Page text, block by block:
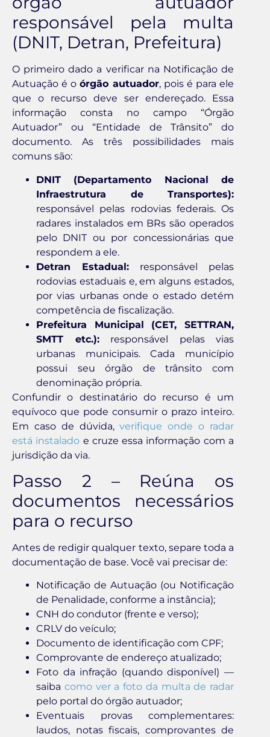
responsável pela multa
(DNIT, Detran, Prefeitura)
O primeiro dado a verificar na Notificação de
Autuação é oórgão autuador, pois é para ele
que o recurso deve ser endereçado. Essa
informação consta no campo “Órgão
Autuador” ou “Entidade de Trânsito” do
documento. As três possibilidades mais
comuns são:
DNIT (Departamento Nacional de
Infraestrutura de Transportes):
responsável pelas rodovias federais. Os
radares instalados em BRs são operados
pelo DNIT ou por concessionárias que
respondem a ele.
Detran Estadual: responsável pelas
rodovias estaduais e, em alguns estados,
por vias urbanas onde o estado detém
competência de fiscalização.
Prefeitura Municipal (CET, SETTRAN,
SMTT etc.):responsável pelas vias
urbanas municipais. Cada município
possui seu órgão de trânsito com
denominação própria.
Confundir o destinatário do recurso é um
equívoco que pode consumir o prazo inteiro.
Em caso de dúvida,verifique onde o radar
está instalado e cruze essa informação com a
jurisdição da via.
Passo 2 – Reúna os
documentos necessários
para o recurso
Antes de redigir qualquer texto, separe toda a
documentação de base. Você vai precisar de:
Notificação de Autuação (ou Notificação
de Penalidade, conforme a instância);
CNH do condutor (frente e verso);
CRLV do veículo;
Documento de identificação com CPF;
Comprovante de endereço atualizado;
Foto da infração (quando disponível) —
saiba como ver a foto da multa de radar
pelo portal do órgão autuador;
Eventuais provas complementares:
laudos, notas fiscais, comprovantes de